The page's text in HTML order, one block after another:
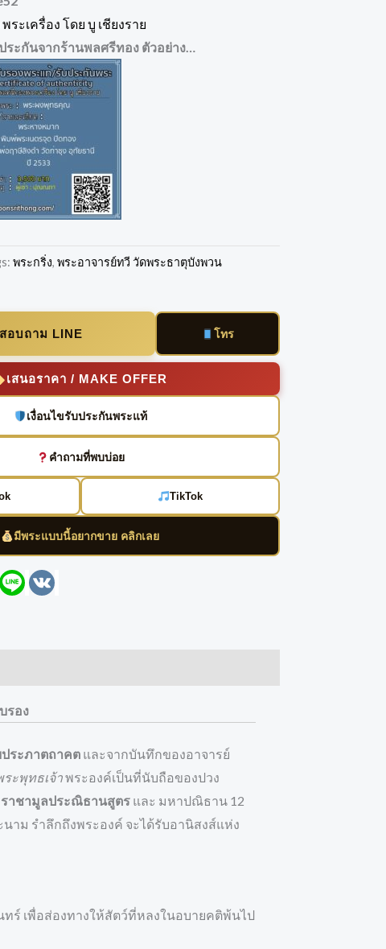
ระเครื่อง โดย บู เชียงราย
ะกันจากร้านพลศรีทอง ตัวอย่าง…
พระกริ่ง,พระอาจารย์ทวี วัดพระธาตุบังพวน
อบถาม LINE โทร
เสนอราคา / MAKE OFFER
เงื่อนไขรับประกันพระแท้
คำถามที่พบบ่อย
TikTok
มีพระแบบนี้อยากขาย คลิกเลย
Messenger
Line
รอง
ระภาตถาคต และจากบันทึกของอาจารย์
ระพุทธเจ้าพระองค์เป็นที่นับถือของปวง
าชามูลประณิธานสูตร และ มหาปณิธาน 12
าม รำลึกถึงพระองค์ จะได้รับอานิสงส์แห่ง
ร์ เพื่อส่องทางให้สัตว์ที่หลงในอบายคติพ้นไป